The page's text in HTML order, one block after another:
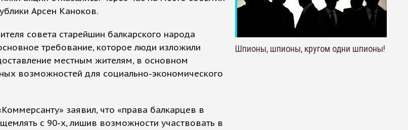
Арсен Каноков.
совета старейшин балкарского народа
требование, которое люди изложили
местным жителям, в основном
возможностей для социально-экономического
заявил, что «права балкарцев в
с 90-х, лишив возможности участвовать в
Шпионы, шпионы, кругом одни шпионы!